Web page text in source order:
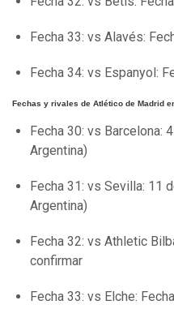
Fecha 33: vs Alavés:
Fecha 34: vs Espanyol:
Fechas y rivales de Atlético de Madrid
Fecha 30: vs Barcelona:
Argentina)
Fecha 31: vs Sevilla: 11
Argentina)
Fecha 32: vs Athletic
confirmar
Fecha 33: vs Elche: